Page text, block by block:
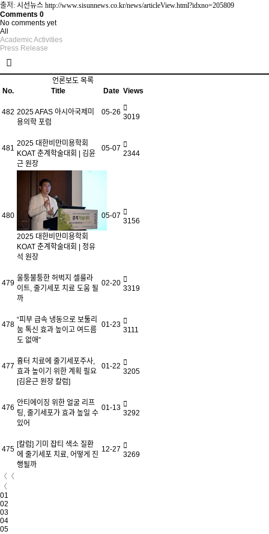
출저: 시선뉴스 http://www.sisunnews.co.kr/news/articleView.html?idxno=205809
Comments 0
No comments yet
All
Academic Activities
Press Release
언론보도 목록
No.
Title Date Views
482 2025 AFAS 아시아국제미
용의학 포럼
05-26
3019
481
2025 대한비만미용학회
KOAT 춘계학술대회 | 김윤
근 원장
05-07
2344
480
2025 대한비만미용학회
KOAT 춘계학술대회 | 정유
석 원장
05-07
3156
479
울퉁불퉁한 허벅지 셀룰라
이트, 줄기세포 치료 도움 될
까
02-20
3319
478
“피부 급속 냉동으로 보툴리
눔 톡신 효과 높이고 여드름
도 없애”
01-23
3111
477
흉터 치료에 줄기세포주사,
효과 높이기 위한 계획 필요
[김윤근 원장 칼럼]
01-22
3205
476
안티에이징 위한 얼굴 리프
팅, 줄기세포가 효과 높일 수
있어
01-13
3292
475
[칼럼] 기미 잡티 색소 질환
에 줄기세포 치료, 어떻게 진
행될까
12-27
3269
〈〈
〈
01
02
03
04
05